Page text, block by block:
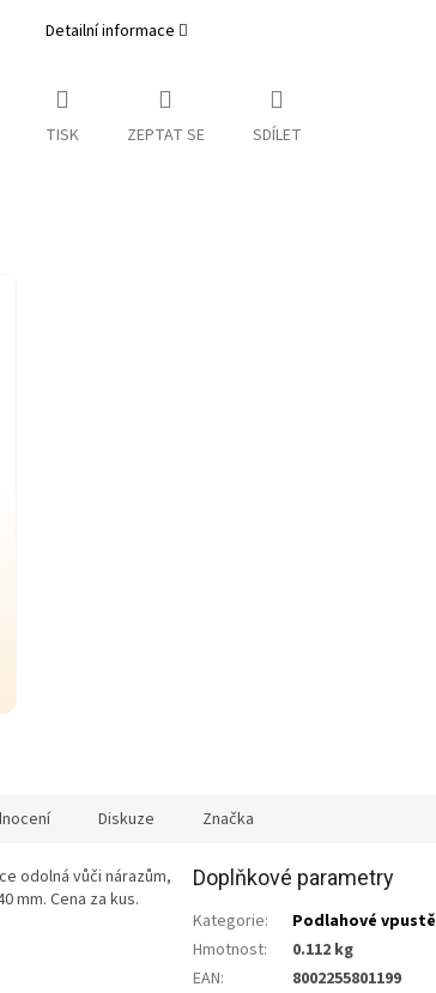
Detailní informace
TISK ZEPTAT SE SDÍLET
Diskuze Značka
odolná vůči nárazům,
mm. Cena za kus.
Doplňkové parametry
Kategorie:
Podlahové vpustě
Hmotnost:
0.112 kg
EAN: 8002255801199